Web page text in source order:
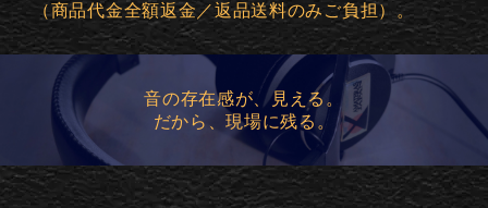
（商品代金全額返金／返品送料のみご負担）。
音の存在感が、見える。
だから、現場に残る。